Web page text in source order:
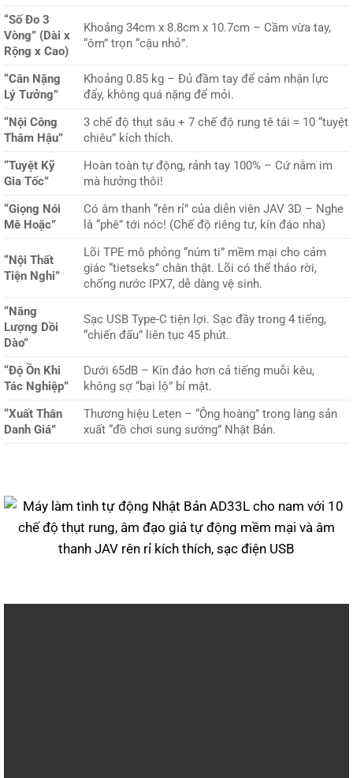
“Số Đo 3
Vòng” (Dài x
Rộng x Cao)
Khoảng 34cm x 8.8cm x 10.7cm – Cầm vừa tay,
“ôm” trọn “cậu nhỏ”.
“Cân Nặng
Lý Tưởng”
Khoảng 0.85 kg – Đủ đầm tay để cảm nhận lực
đẩy, không quá nặng để mỏi.
“Nội Công
Thâm Hậu”
3 chế độ thụt sâu + 7 chế độ rung tê tái = 10 “tuyệt
chiêu” kích thích.
“Tuyệt Kỹ
Gia Tốc”
Hoàn toàn tự động, rảnh tay 100% – Cứ nằm im
mà hưởng thôi!
“Giọng Nói
Mê Hoặc”
Có âm thanh “rên rỉ” của diễn viên JAV 3D – Nghe
là “phê” tới nóc! (Chế độ riêng tư, kín đáo nha)
“Nội Thất
Tiện Nghi”
Lõi TPE mô phỏng “núm ti” mềm mại cho cảm
giác “tietseks” chân thật. Lõi có thể tháo rời,
chống nước IPX7, dễ dàng vệ sinh.
“Năng
Lượng Dồi
Dào”
Sạc USB Type-C tiện lợi. Sạc đầy trong 4 tiếng,
“chiến đấu” liên tục 45 phút.
“Độ Ồn Khi
Tác Nghiệp”
Dưới 65dB – Kín đáo hơn cả tiếng muỗi kêu,
không sợ “bại lộ” bí mật.
“Xuất Thân
Danh Giá”
Thương hiệu Leten – “Ông hoàng” trong làng sản
xuất “đồ chơi sung sướng” Nhật Bản.